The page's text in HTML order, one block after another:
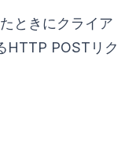
ときにクライア
HTTP POSTリク